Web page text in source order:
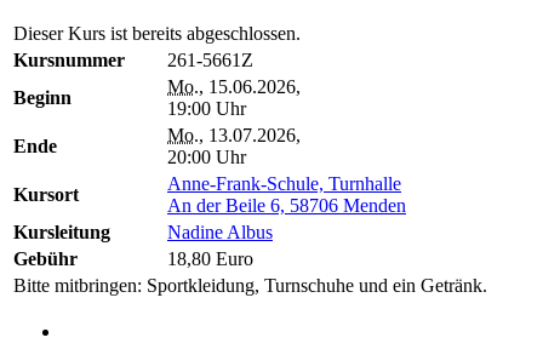
Dieser Kurs ist bereits abgeschlossen.
Kursnummer
261-5661Z
Beginn
Mo., 15.06.2026,
19:00 Uhr
Ende
Mo., 13.07.2026,
20:00 Uhr
Kursort
Anne-Frank-Schule, Turnhalle
An der Beile 6, 58706 Menden
Kursleitung
Nadine Albus
Gebühr
18,80 Euro
Bitte mitbringen: Sportkleidung, Turnschuhe und ein Getränk.